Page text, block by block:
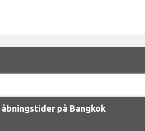
åbningstider på Bangkok